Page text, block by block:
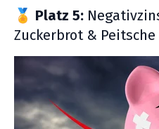
🏅 Platz 5:
Zuckerbrot &